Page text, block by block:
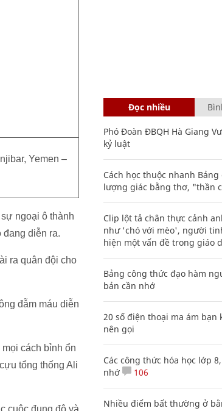
Yemen –
ngoại ô thành
diễn ra.
ra quân đội cho
đẫm máu diễn
cách bỉnh ổn
tổng thống Ali
cuộc đụng độ và
Đọc nhiều
Phó Đoàn ĐBQH Hà Giang
kỷ luật
Cách học thuộc nhanh
lượng giác bằng thơ, "thần
Clip lột tả chân thực cảnh
như 'chó với mèo', người
hiện một vấn đề trong giáo
Bảng công thức đạo hàm
bản cần nhớ
20 số điện thoại ma ám bạn
nên gọi
Các công thức hóa học lớp
nhớ
106
Nhiều điểm bất thường ở